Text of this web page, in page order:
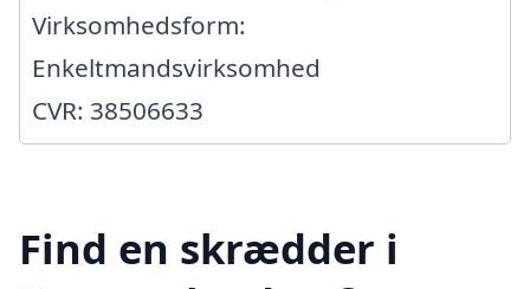
Virksomhedsform:
Enkeltmandsvirksomhed
CVR: 38506633
Find en skrædder i